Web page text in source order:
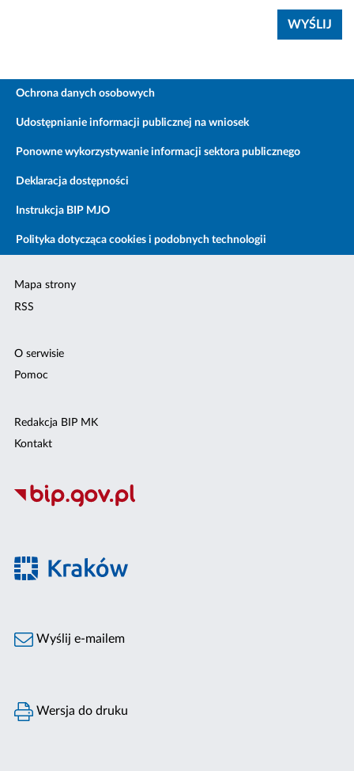
Ochrona danych osobowych
Udostępnianie informacji publicznej na wniosek
Ponowne wykorzystywanie informacji sektora publicznego
Deklaracja dostępności
Instrukcja BIP MJO
Polityka dotycząca cookies i podobnych technologii
Mapa strony
RSS
O serwisie
Pomoc
Redakcja BIP MK
Kontakt
Wyślij e-mailem
Wersja do druku